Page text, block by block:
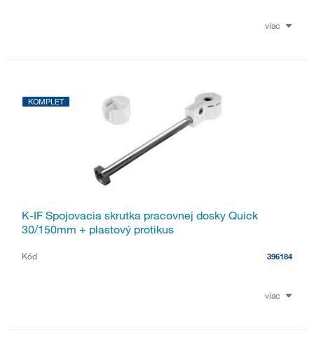
viac
KOMPLET
K-IF Spojovacia skrutka pracovnej dosky Quick
30/150mm + plastový protikus
Kód 396184
viac